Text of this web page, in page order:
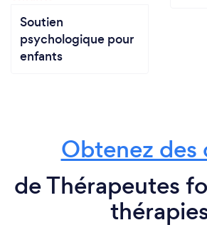
Soutien
psychologique pour
enfants
Obtenez des
de Thérapeutes